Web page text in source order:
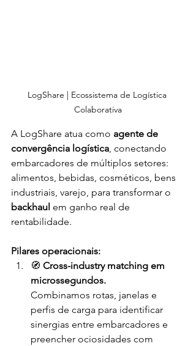
LogShare | Ecossistema de Logística
Colaborativa
A LogShare atua como agente de
convergência logística , conectando
embarcadores de múltiplos setores:
alimentos, bebidas, cosméticos, bens
industriais, varejo, para transformar o
backhaul em ganho real de
rentabilidade.
Pilares operacionais:
🧭 Cross-industry matching em
microssegundos.
Combinamos rotas, janelas e
perfis de carga para identificar
sinergias entre embarcadores e
preencher ociosidades com